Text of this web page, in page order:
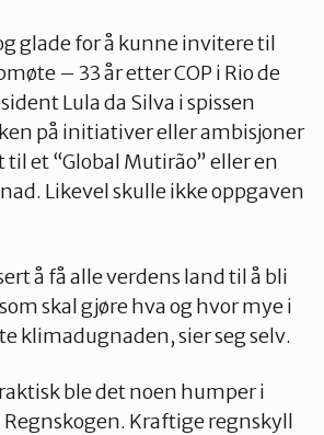
glade for å kunne invitere til
– 33 år etter COP i Rio de
Lula da Silva i spissen
på initiativer eller ambisjoner
et “Global Mutirão” eller en
Likevel skulle ikke oppgaven
å få alle verdens land til å bli
skal gjøre hva og hvor mye i
klimadugnaden, sier seg selv.
ble det noen humper i
Kraftige regnskyll